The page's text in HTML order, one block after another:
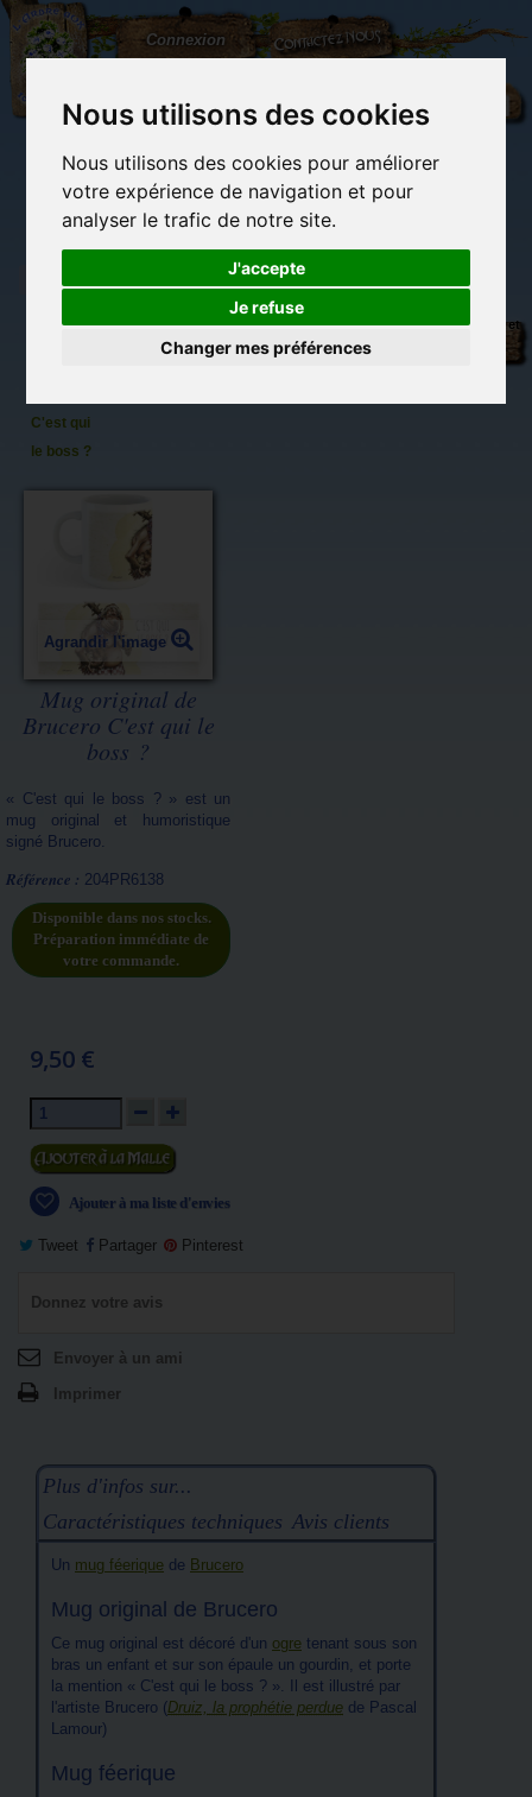
Nous utilisons des cookies
Nous utilisons des cookies pour améliorer
votre expérience de navigation et pour
analyser le trafic de notre site.
J'accepte
Je refuse
Changer mes préférences
L'Arbre
aux
100.000
Connexion Contactez-nous
(vide)
Librairie des
Carterie
originale
Activités
détente et jeux
Objets déco et
C'est qui
le boss ?
Agrandir l'image
Mug original de
Brucero C'est qui le
boss ?
« C'est qui le boss ? » est un
mug original et humoristique
signé Brucero.
Référence : 204PR6138
Disponible dans nos stocks.
Préparation immédiate de
votre commande.
9,50 €
Ajouter au panier
Ajouter à ma liste d'envies
Tweet Partager Pinterest
Donnez votre avis
Envoyer à un ami
Imprimer
Plus d'infos sur...
Caractéristiques techniques Avis clients
Un mug féerique de Brucero
Mug original de Brucero
Ce mug original est décoré d'un ogre tenant sous son
bras un enfant et sur son épaule un gourdin, et porte
la mention « C'est qui le boss ? ». Il est illustré par
l'artiste Brucero (Druiz, la prophétie perdue de Pascal
Lamour)
Mug féerique